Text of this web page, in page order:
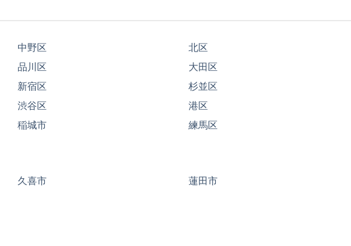
中野区
北区
品川区
大田区
新宿区
杉並区
渋谷区
港区
稲城市
練馬区
久喜市
蓮田市